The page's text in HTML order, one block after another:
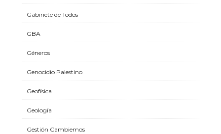
Gabinete de Todos
GBA
Géneros
Genocidio Palestino
Geofísica
Geología
Gestión Cambiemos